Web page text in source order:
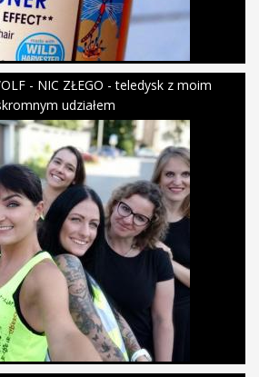
- NIC ZŁEGO - teledysk z moim
udziałem